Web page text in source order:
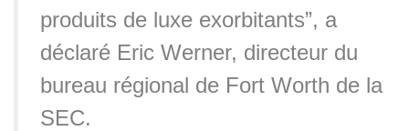
produits de luxe exorbitants”, a
déclaré Eric Werner, directeur du
bureau régional de Fort Worth de la
SEC.